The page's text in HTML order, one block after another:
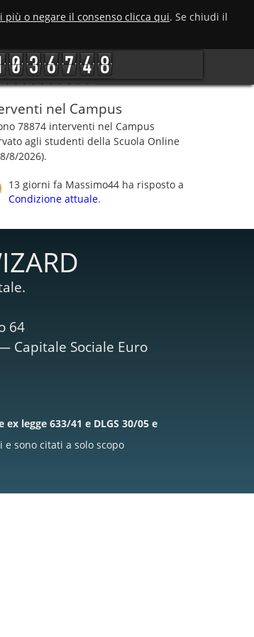
più o negare il consenso clicca qui. Se chiudi il
nel Campus
78874 interventi nel Campus
agli studenti della Scuola Online
8/2026).
13 giorni fa Massimo44ha risposto a
Condizione attuale.
64
Capitale Sociale Euro
legge 633/41 e DLGS 30/05 e
sono citati a solo scopo